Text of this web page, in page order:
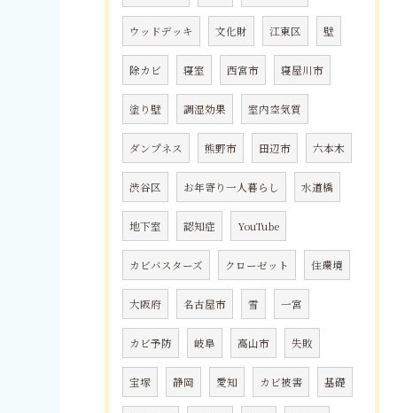
ウッドデッキ 文化財 江東区 壁
除カビ 寝室 西宮市 寝屋川市
塗り壁 調湿効果 室内空気質
ダンプネス 熊野市 田辺市 六本木
渋谷区 お年寄り一人暮らし 水道橋
地下室 認知症 YouTube
カビバスターズ クローゼット 住環境
大阪府 名古屋市 雪 一宮
カビ予防 岐阜 高山市 失敗
宝塚 静岡 愛知 カビ被害 基礎